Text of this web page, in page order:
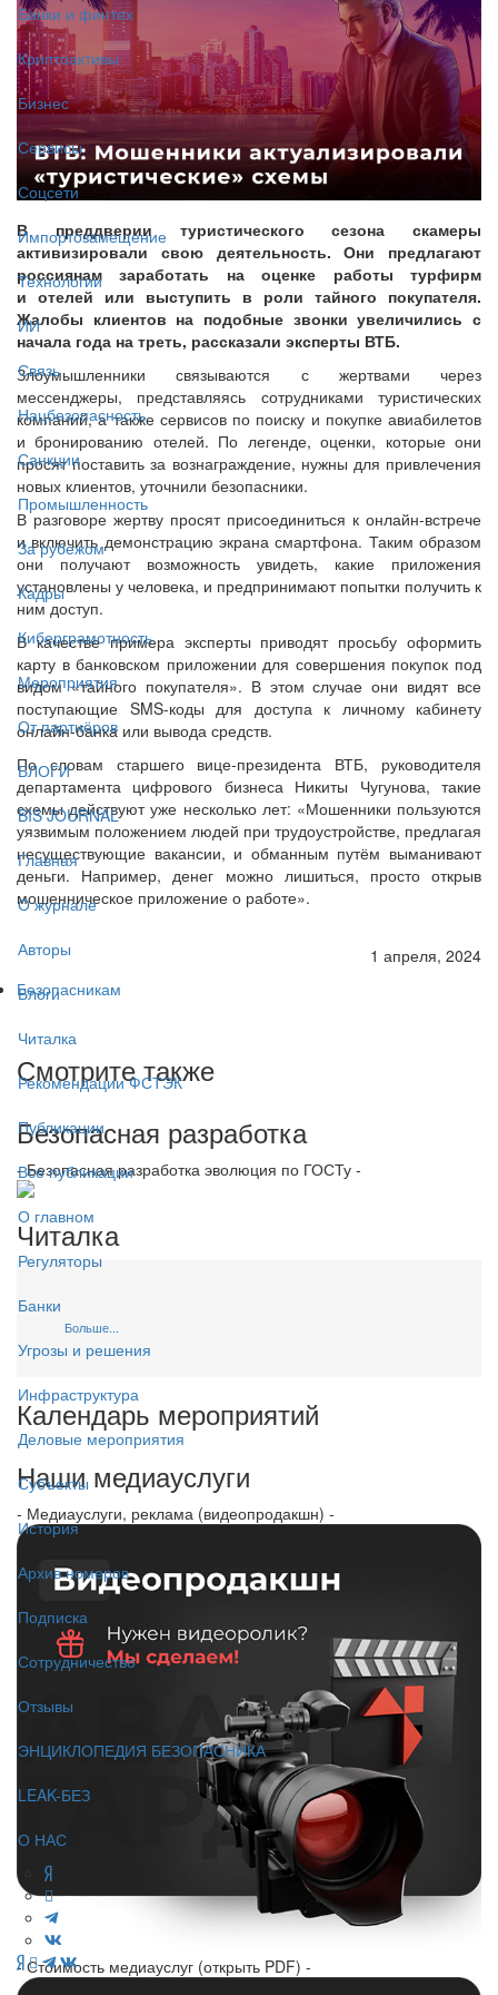
Банки и финтех
Криптоактивы
Бизнес
Сервисы
Соцсети
Импортозамещение
Технологии
ИИ
Связь
Нацбезопасность
Санкции
Промышленность
За рубежом
Кадры
Киберграмотность
Мероприятия
От партнёров
БЛОГИ
BIS JOURNAL
Главная
О журнале
Авторы
Блоги
Читалка
Рекомендации ФСТЭК
Публикации
Все публикации
О главном
Регуляторы
Банки
Угрозы и решения
Инфраструктура
Деловые мероприятия
Субъекты
История
Архив номеров
Подписка
Сотрудничество
Отзывы
ЭНЦИКЛОПЕДИЯ БЕЗОПАСНИКА
LEAK-БЕЗ
О НАС
В преддверии туристического сезона скамеры
активизировали свою деятельность. Они предлагают
россиянам заработать на оценке работы турфирм
и отелей или выступить в роли тайного покупателя.
Жалобы клиентов на подобные звонки увеличились с
начала года на треть, рассказали эксперты ВТБ.
Злоумышленники связываются с жертвами через
мессенджеры, представляясь сотрудниками туристических
компаний, а также сервисов по поиску и покупке авиабилетов
и бронированию отелей. По легенде, оценки, которые они
просят поставить за вознаграждение, нужны для привлечения
новых клиентов, уточнили безопасники.
В разговоре жертву просят присоединиться к онлайн-встрече
и включить демонстрацию экрана смартфона. Таким образом
они получают возможность увидеть, какие приложения
установлены у человека, и предпринимают попытки получить к
ним доступ.
В качестве примера эксперты приводят просьбу оформить
карту в банковском приложении для совершения покупок под
видом «тайного покупателя». В этом случае они видят все
поступающие SMS-коды для доступа к личному кабинету
онлайн-банка или вывода средств.
По словам старшего вице-президента ВТБ, руководителя
департамента цифрового бизнеса Никиты Чугунова, такие
схемы действуют уже несколько лет: «Мошенники пользуются
уязвимым положением людей при трудоустройстве, предлагая
несуществующие вакансии, и обманным путём выманивают
деньги. Например, денег можно лишиться, просто открыв
мошенническое приложение о работе».
1 апреля, 2024
Безопасникам
Смотрите также
Безопасная разработка
- Безопасная разработка эволюция по ГОСТу -
Читалка
Больше...
Календарь мероприятий
Наши медиауслуги
- Медиауслуги, реклама (видеопродакшн) -
- Стоимость медиауслуг (открыть PDF) -